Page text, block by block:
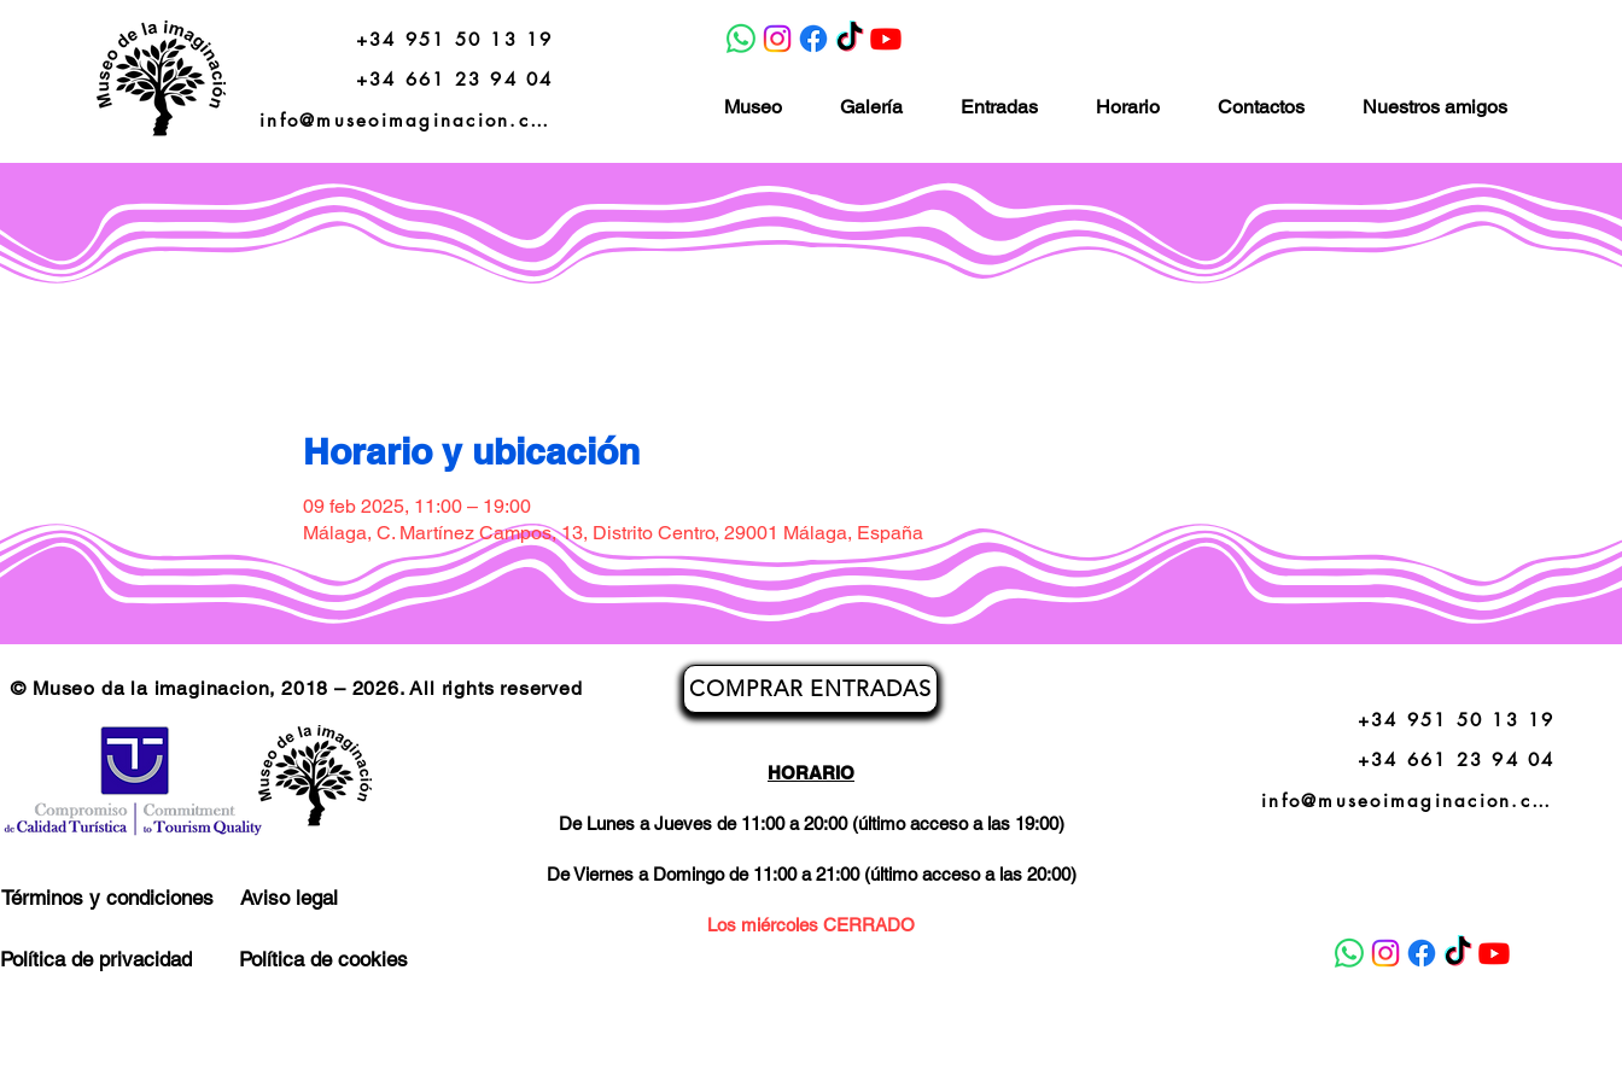
+34 951 50 13 19
+34 661 23 94 04
info@museoimaginacion.com
Museo Galería Entradas Horario Contactos Nuestros amigos
Horario y ubicación
09 feb 2025, 11:00 – 19:00
Málaga, C. Martínez Campos, 13, Distrito Centro, 29001 Málaga, España
HORARIO
De Lunes a Jueves de 11:00 a 20:00 (último acceso a las 19:00)
De Viernes a Domingo de 11:00 a 21:00 (último acceso a las 20:00)
Los miércoles CERRADO
COMPRAR ENTRADAS
© Museo da la imaginacion, 2018 – 2026. All rights reserved
Términos y condiciones
Política de privacidad
Aviso legal
Política de cookies
+34 951 50 13 19
+34 661 23 94 04
info@museoimaginacion.com